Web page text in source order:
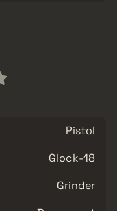
Pistol
Glock-18
Grinder